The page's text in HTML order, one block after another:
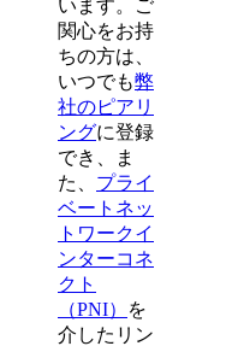
います。ご
関心をお持
ちの方は、
いつでも弊
社のピアリ
ングに登録
でき、ま
た、 プライ
ベートネッ
トワークイ
ンターコネ
クト
（PNI）
を
介したリン